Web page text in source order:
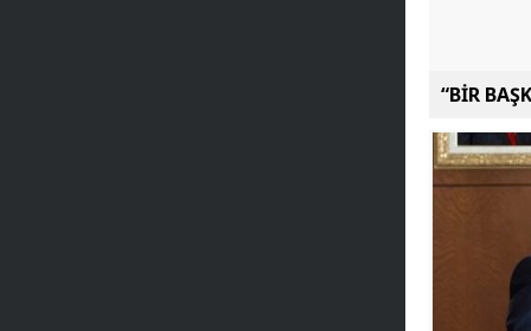
“BİR